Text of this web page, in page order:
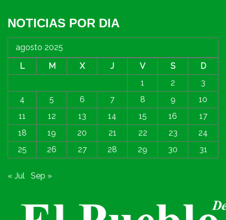
NOTICIAS POR DIA
agosto 2025
L
M X J V S
D
1
2
3
4
5 6 7 8 9
10
11
12 13 14 15 16
17
18
19 20 21 22 23
24
25
26 27 28 29 30 31
« Jul Sep »